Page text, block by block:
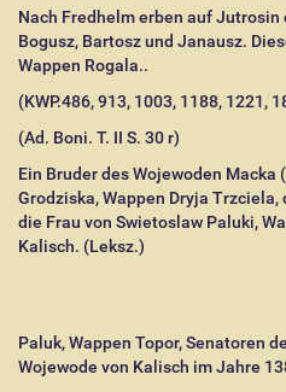
Nach Fredhelm erben auf
Bogusz, Bartosz und Janausz.
Wappen Rogala..
(KWP.486, 913, 1003, 1188, 1221,
(Ad. Boni. T. II S. 30 r)
Ein Bruder des Wojewoden
Grodziska, Wappen Dryja
die Frau von Swietoslaw Paluki,
Kalisch. (Leksz.)
Paluk, Wappen Topor, Senatoren
Wojewode von Kalisch im Jahre